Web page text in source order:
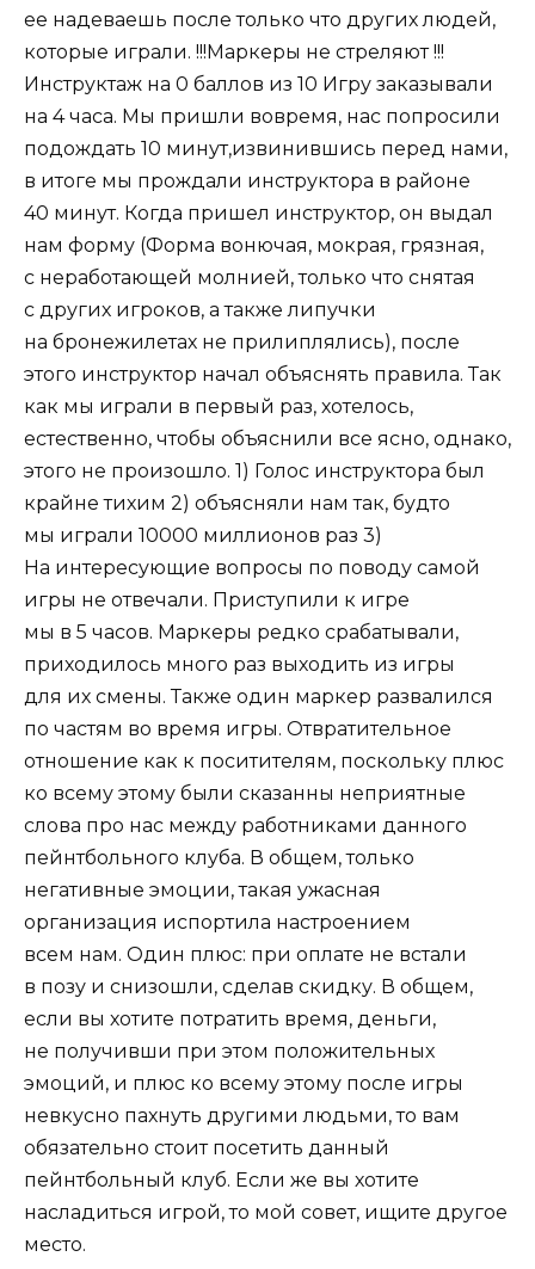
ее надеваешь после только что других людей,
которые играли. !!!Маркеры не стреляют !!!
Инструктаж на 0 баллов из 10 Игру заказывали
на 4 часа. Мы пришли вовремя, нас попросили
подождать 10 минут,извинившись перед нами,
в итоге мы прождали инструктора в районе
40 минут. Когда пришел инструктор, он выдал
нам форму (Форма вонючая, мокрая, грязная,
с неработающей молнией, только что снятая
с других игроков, а также липучки
на бронежилетах не прилиплялись), после
этого инструктор начал объяснять правила. Так
как мы играли в первый раз, хотелось,
естественно, чтобы объяснили все ясно, однако,
этого не произошло. 1) Голос инструктора был
крайне тихим 2) объясняли нам так, будто
мы играли 10000 миллионов раз 3)
На интересующие вопросы по поводу самой
игры не отвечали. Приступили к игре
мы в 5 часов. Маркеры редко срабатывали,
приходилось много раз выходить из игры
для их смены. Также один маркер развалился
по частям во время игры. Отвратительное
отношение как к поситителям, поскольку плюс
ко всему этому были сказанны неприятные
слова про нас между работниками данного
пейнтбольного клуба. В общем, только
негативные эмоции, такая ужасная
организация испортила настроением
всем нам. Один плюс: при оплате не встали
в позу и снизошли, сделав скидку. В общем,
если вы хотите потратить время, деньги,
не получивши при этом положительных
эмоций, и плюс ко всему этому после игры
невкусно пахнуть другими людьми, то вам
обязательно стоит посетить данный
пейнтбольный клуб. Если же вы хотите
насладиться игрой, то мой совет, ищите другое
место.